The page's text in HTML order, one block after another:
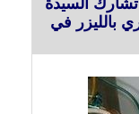
السيدة
بالليزر في